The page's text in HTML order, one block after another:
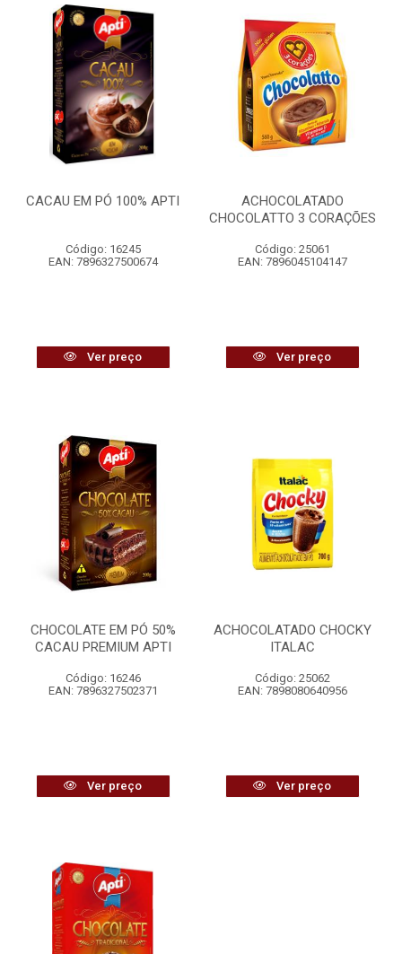
CACAU EM PÓ 100% APTI
Código: 16245
EAN: 7896327500674
Ver preço
ACHOCOLATADO
CHOCOLATTO 3 CORAÇÕES
Código: 25061
EAN: 7896045104147
Ver preço
CHOCOLATE EM PÓ 50%
CACAU PREMIUM APTI
Código: 16246
EAN: 7896327502371
Ver preço
ACHOCOLATADO CHOCKY
ITALAC
Código: 25062
EAN: 7898080640956
Ver preço